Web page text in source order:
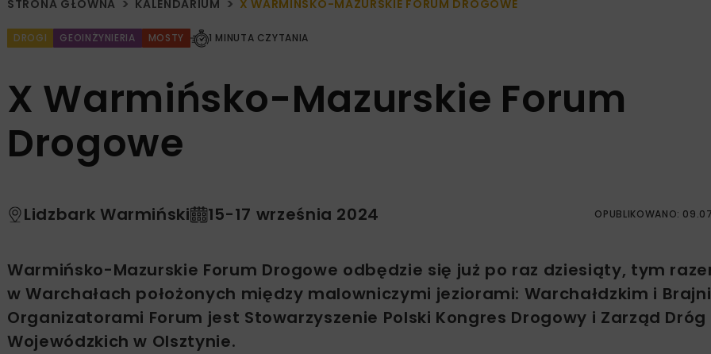
STRONA GŁÓWNA KALENDARIUM X WARMIŃSKO-MAZURSKIE FORUM DROGOWE
DROGI GEOINŻYNIERIA MOSTY 1 MINUTA CZYTANIA
X Warmińsko-Mazurskie Forum
Drogowe
Lidzbark Warmiński 15-17 września 2024 OPUBLIKOWANO:
Warmińsko-Mazurskie Forum Drogowe odbędzie się już po raz dziesiąty, tym
w Warchałach położonych między malowniczymi jeziorami: Warchałdzkim i
Organizatorami Forum jest Stowarzyszenie Polski Kongres Drogowy i Zarząd Dróg
Wojewódzkich w Olsztynie.